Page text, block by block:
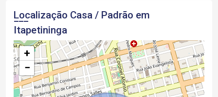
Localização Casa / Padrão em
Itapetininga
+
−